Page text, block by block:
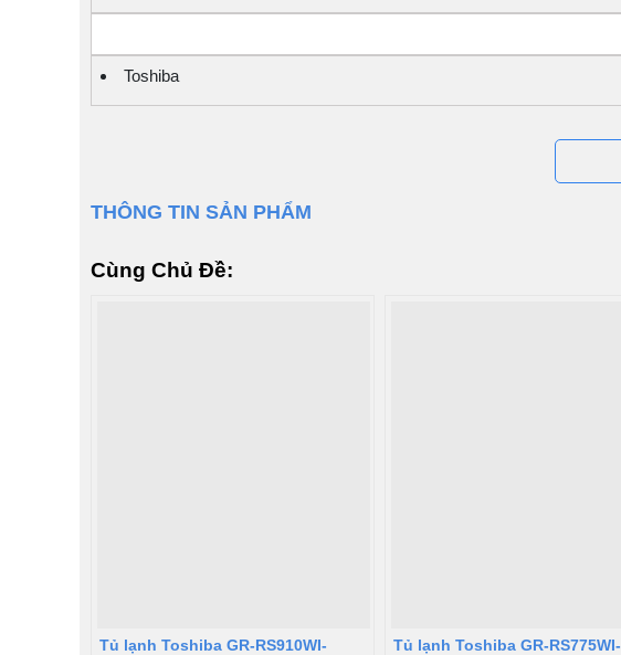
Toshiba
THÔNG TIN SẢN PHẨM
Cùng Chủ Đề:
Tủ lạnh Toshiba GR-RS910WI-
Tủ lạnh Toshiba GR-RS775WI-